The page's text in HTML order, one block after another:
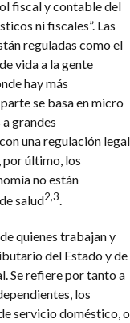
fiscal y contable del
ni fiscales”. Las
reguladas como el
vida a la gente
hay más
se basa en micro
grandes
una regulación legal
por último, los
no están
salud2,3.
quienes trabajan y
del Estado y de
Se refiere por tanto a
los
servicio doméstico, o